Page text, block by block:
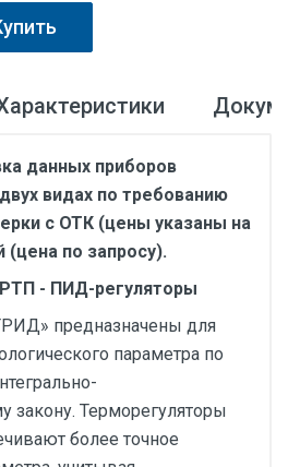
данных приборов
видах по требованию
с ОТК (цены указаны на
(цена по запросу).
- ПИД-регуляторы
предназначены для
параметра по
закону. Терморегуляторы
более точное